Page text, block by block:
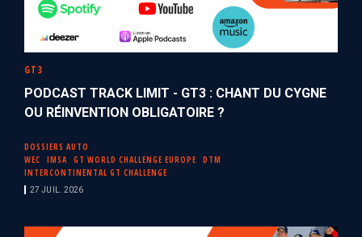
GT3
PODCAST TRACK LIMIT - GT3 : CHANT DU CYGNE
OU RÉINVENTION OBLIGATOIRE ?
DOSSIERS AUTO
WEC
IMSA GT WORLD CHALLENGE EUROPE
DTM
INTERCONTINENTAL GT CHALLENGE
27 JUIL. 2026